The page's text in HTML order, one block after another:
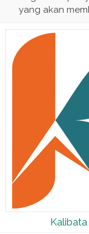
yang akan